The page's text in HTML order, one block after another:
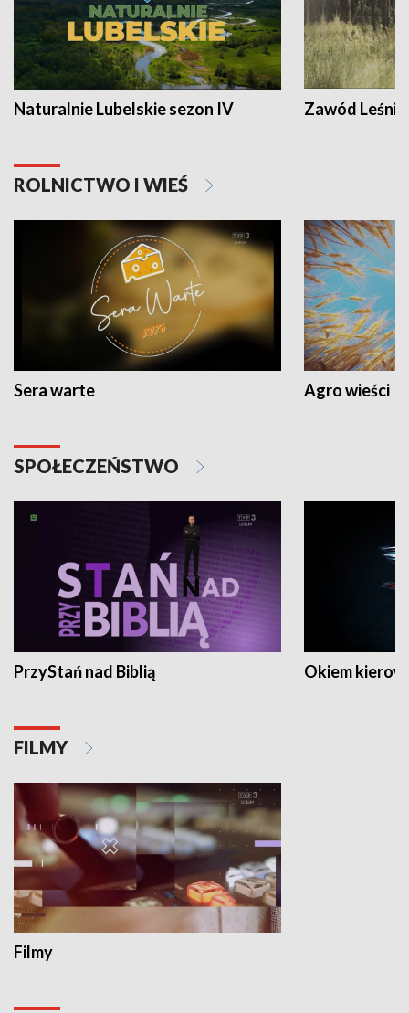
Naturalnie Lubelskie sezon IV Zawód Leśnik
ROLNICTWO I WIEŚ
Sera warte Agro wieści
SPOŁECZEŃSTWO
PrzyStań nad Biblią Okiem
FILMY
Filmy